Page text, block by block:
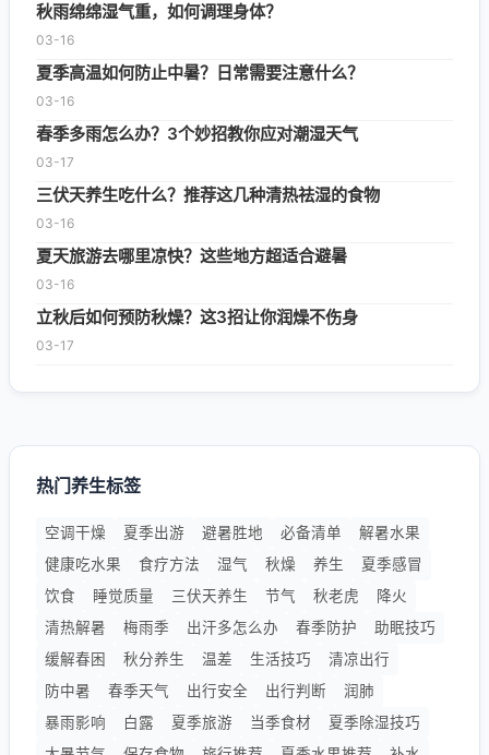
秋雨绵绵湿气重，如何调理身体？
03-16
夏季高温如何防止中暑？日常需要注意什么？
03-16
春季多雨怎么办？3个妙招教你应对潮湿天气
03-17
三伏天养生吃什么？推荐这几种清热祛湿的食物
03-16
夏天旅游去哪里凉快？这些地方超适合避暑
03-16
立秋后如何预防秋燥？这3招让你润燥不伤身
03-17
热门养生标签
空调干燥 夏季出游 避暑胜地 必备清单
解暑水果
健康吃水果
食疗方法 湿气 秋燥 养生
夏季感冒
饮食
睡觉质量 三伏天养生 节气 秋老虎
降火
清热解暑
梅雨季 出汗多怎么办 春季防护
助眠技巧
缓解春困
秋分养生 温差 生活技巧
清凉出行
防中暑
春季天气 出行安全 出行判断
润肺
暴雨影响
白露 夏季旅游 当季食材
夏季除湿技巧